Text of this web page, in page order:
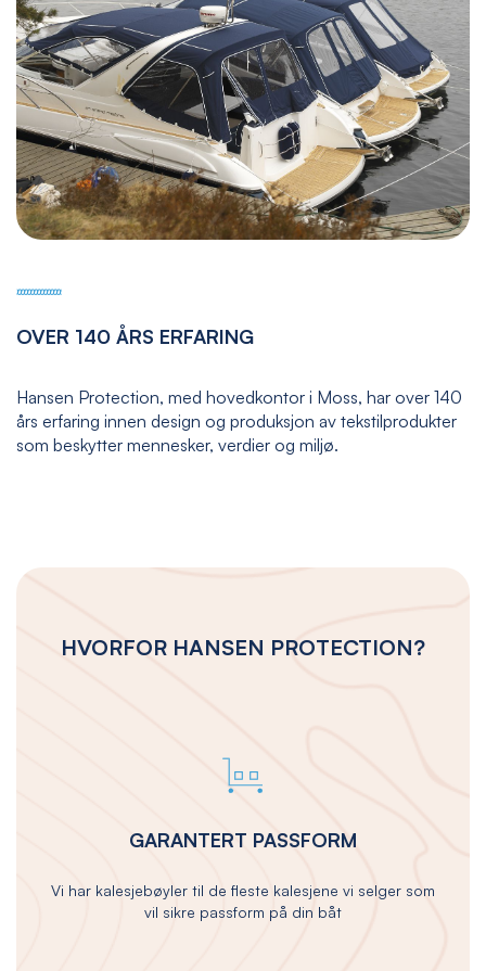
OVER 140 ÅRS ERFARING
Hansen Protection, med hovedkontor i Moss, har over 140
års erfaring innen design og produksjon av tekstilprodukter
som beskytter mennesker, verdier og miljø.
HVORFOR HANSEN PROTECTION?
GARANTERT PASSFORM
Vi har kalesjebøyler til de fleste kalesjene vi selger som
vil sikre passform på din båt